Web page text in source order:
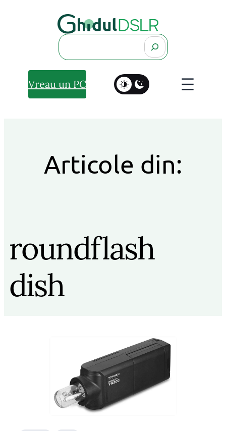
Search
Vreau un PC
Articole din:
roundflash
dish